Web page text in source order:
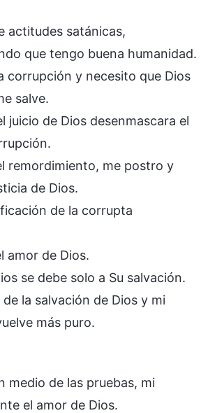
actitudes satánicas,
que tengo buena humanidad.
corrupción y necesito que Dios
salve.
juicio de Dios desenmascara el
remordimiento, me postro y
de Dios.
de la corrupta
amor de Dios.
se debe solo a Su salvación.
la salvación de Dios y mi
más puro.
medio de las pruebas, mi
el amor de Dios.